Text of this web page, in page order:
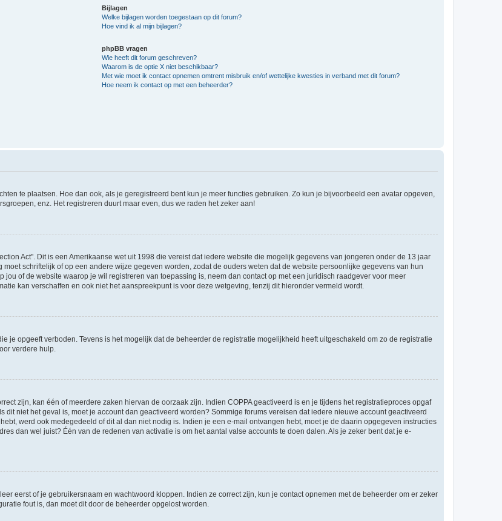
Bijlagen
Welke bijlagen worden toegestaan op dit forum?
Hoe vind ik al mijn bijlagen?
phpBB vragen
Wie heeft dit forum geschreven?
Waarom is de optie X niet beschikbaar?
Met wie moet ik contact opnemen omtrent misbruik en/of wettelijke kwesties in verband met dit forum?
Hoe neem ik contact op met een beheerder?
te plaatsen. Hoe dan ook, als je geregistreerd bent kun je meer functies gebruiken. Zo kun je bijvoorbeeld een avatar opgeven,
enz. Het registreren duurt maar even, dus we raden het zeker aan!
Act". Dit is een Amerikaanse wet uit 1998 die vereist dat iedere website die mogelijk gegevens van jongeren onder de 13 jaar
schriftelijk of op een andere wijze gegeven worden, zodat de ouders weten dat de website persoonlijke gegevens van hun
jou of de website waarop je wil registreren van toepassing is, neem dan contact op met een juridisch raadgever voor meer
kan verschaffen en ook niet het aanspreekpunt is voor deze wetgeving, tenzij dit hieronder vermeld wordt.
je opgeeft verboden. Tevens is het mogelijk dat de beheerder de registratie mogelijkheid heeft uitgeschakeld om zo de registratie
verdere hulp.
zijn, kan één of meerdere zaken hiervan de oorzaak zijn. Indien COPPA geactiveerd is en je tijdens het registratieproces opgaf
niet het geval is, moet je account dan geactiveerd worden? Sommige forums vereisen dat iedere nieuwe account geactiveerd
werd ook medegedeeld of dit al dan niet nodig is. Indien je een e-mail ontvangen hebt, moet je de daarin opgegeven instructies
dan wel juist? Één van de redenen van activatie is om het aantal valse accounts te doen dalen. Als je zeker bent dat je e-
eerst of je gebruikersnaam en wachtwoord kloppen. Indien ze correct zijn, kun je contact opnemen met de beheerder om er zeker
fout is, dan moet dit door de beheerder opgelost worden.